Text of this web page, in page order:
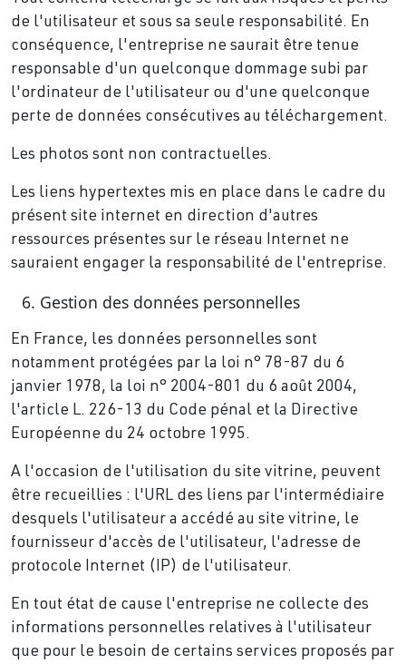
de l'utilisateur et sous sa seule responsabilité. En
conséquence, l'entreprise ne saurait être tenue
responsable d'un quelconque dommage subi par
l'ordinateur de l'utilisateur ou d'une quelconque
perte de données consécutives au téléchargement.
Les photos sont non contractuelles.
Les liens hypertextes mis en place dans le cadre du
présent site internet en direction d'autres
ressources présentes sur le réseau Internet ne
sauraient engager la responsabilité de l'entreprise.
Gestion des données personnelles
En France, les données personnelles sont
notamment protégées par la loi n° 78-87 du 6
janvier 1978, la loi n° 2004-801 du 6 août 2004,
l'article L. 226-13 du Code pénal et la Directive
Européenne du 24 octobre 1995.
A l'occasion de l'utilisation du site vitrine, peuvent
être recueillies : l'URL des liens par l'intermédiaire
desquels l'utilisateur a accédé au site vitrine, le
fournisseur d'accès de l'utilisateur, l'adresse de
protocole Internet (IP) de l'utilisateur.
En tout état de cause l'entreprise ne collecte des
informations personnelles relatives à l'utilisateur
que pour le besoin de certains services proposés par